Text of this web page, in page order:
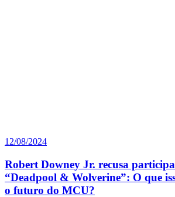
12/08/2024
Robert Downey Jr. recusa
“Deadpool & Wolverine”: O que
o futuro do MCU?